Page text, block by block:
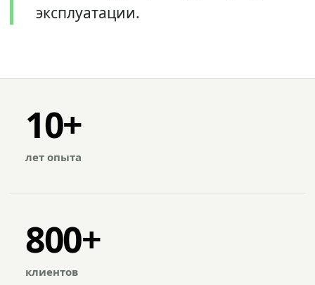
эксплуатации.
10+
лет опыта
800+
клиентов